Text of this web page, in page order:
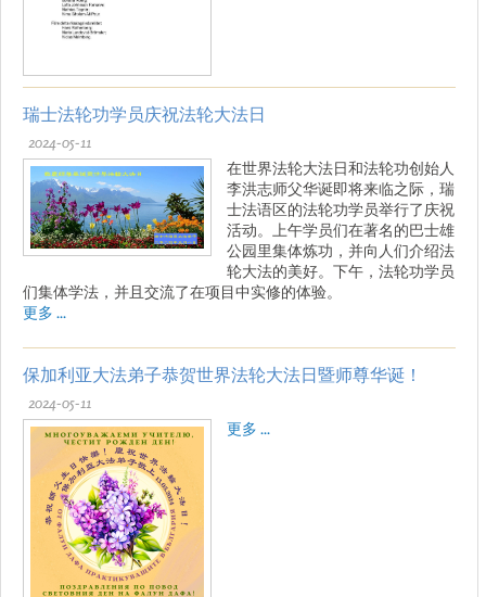
瑞士法轮功学员庆祝法轮大法日
2024-05-11
在世界法轮大法日和法轮功创始人
李洪志师父华诞即将来临之际，瑞
士法语区的法轮功学员举行了庆祝
活动。上午学员们在著名的巴士雄
公园里集体炼功，并向人们介绍法
轮大法的美好。下午，法轮功学员
们集体学法，并且交流了在项目中实修的体验。
更多 ...
保加利亚大法弟子恭贺世界法轮大法日暨师尊华诞！
2024-05-11
更多 ...